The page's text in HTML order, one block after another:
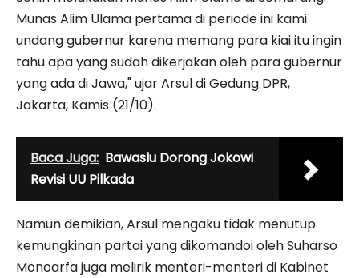
Munas Alim Ulama pertama di periode ini kami
undang gubernur karena memang para kiai itu ingin
tahu apa yang sudah dikerjakan oleh para gubernur
yang ada di Jawa," ujar Arsul di Gedung DPR,
Jakarta, Kamis (21/10).
Baca Juga: Bawaslu Dorong Jokowi
Revisi UU Pilkada
Namun demikian, Arsul mengaku tidak menutup
kemungkinan partai yang dikomandoi oleh Suharso
Monoarfa juga melirik menteri-menteri di Kabinet